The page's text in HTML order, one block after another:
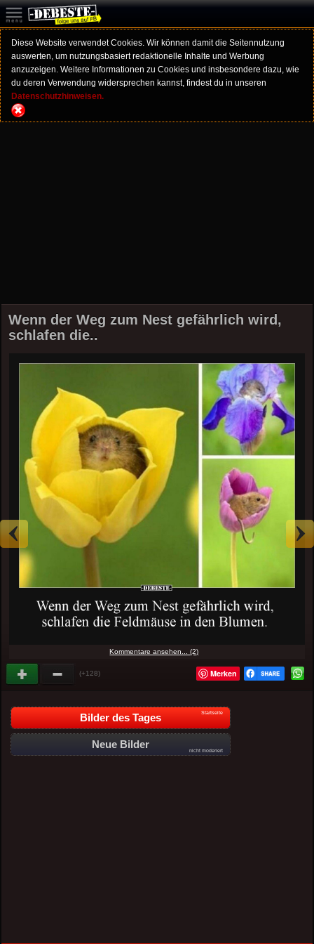
Diese Website verwendet Cookies. Wir können damit die Seitennutzung
auswerten, um nutzungsbasiert redaktionelle Inhalte und Werbung
anzuzeigen. Weitere Informationen zu Cookies und insbesondere dazu, wie
du deren Verwendung widersprechen kannst, findest du in unseren
Datenschutzhinweisen.
Wenn der Weg zum Nest gefährlich wird,
schlafen die..
Kommentare ansehen... (2)
(+128) Merken
Bilder des Tages Startseite
Neue Bilder
nicht moderiert